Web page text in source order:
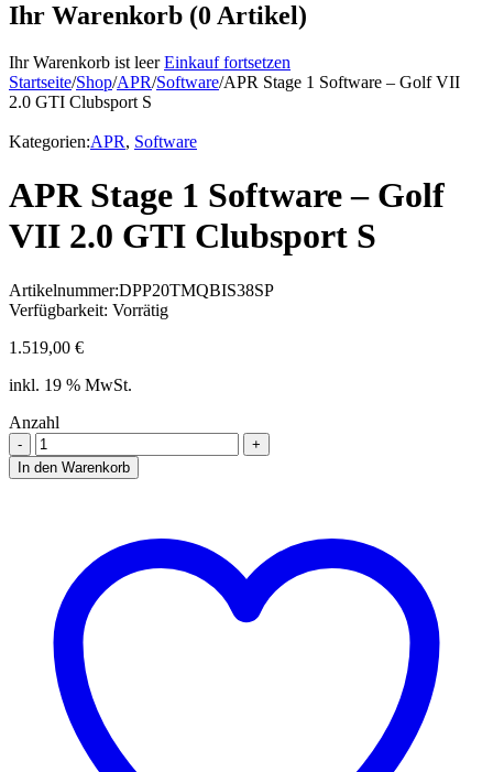
Ihr Warenkorb (0 Artikel)
Ihr Warenkorb ist leer Einkauf fortsetzen
Startseite/Shop/APR/Software/APR Stage 1 Software – Golf VII
2.0 GTI Clubsport S
Kategorien:APR, Software
APR Stage 1 Software – Golf
VII 2.0 GTI Clubsport S
Artikelnummer:DPP20TMQBIS38SP
Verfügbarkeit: Vorrätig
1.519,00 €
inkl. 19 % MwSt.
Anzahl
APR
Stage
1
GTI
Clubsport
Menge
In den Warenkorb